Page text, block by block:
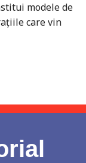
modele de
care vin